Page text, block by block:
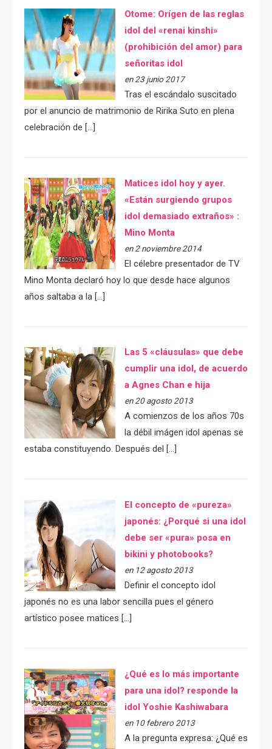
Otome: Orígen de las reglas
idol del «renai kinshi»
(prohibición del amor) para
señoritas idol
en 23 junio 2017
Tras el escándalo suscitado
por el anuncio de matrimonio de Ririka Suto en plena
celebración de […]
Matices idol hoy y ayer.
«Están surgiendo grupos
idol demasiado extraños» :
Mino Monta
en 2 noviembre 2014
El célebre presentador de TV
Mino Monta declaró hoy lo que desde hace algunos
años saltaba a la […]
Las 5 «cláusulas» que debe
cumplir una idol, de acuerdo
a Agnes Chan e hija
en 20 agosto 2013
A comienzos de los años 70s
la débil imágen idol apenas se
estaba constituyendo. Después del […]
El concepto de «pureza»
japonés: ¿Porqué si una idol
debe ser «pura» posa en
bikini y photobooks?
en 12 agosto 2013
Definir el concepto idol
japonés no es una labor sencilla pues el género
artístico posee matices […]
¿Qué es lo más importante
para una idol? responde la
idol Yoshie Kashiwabara
en 10 febrero 2013
A la pregunta expresa: ¿Qué es